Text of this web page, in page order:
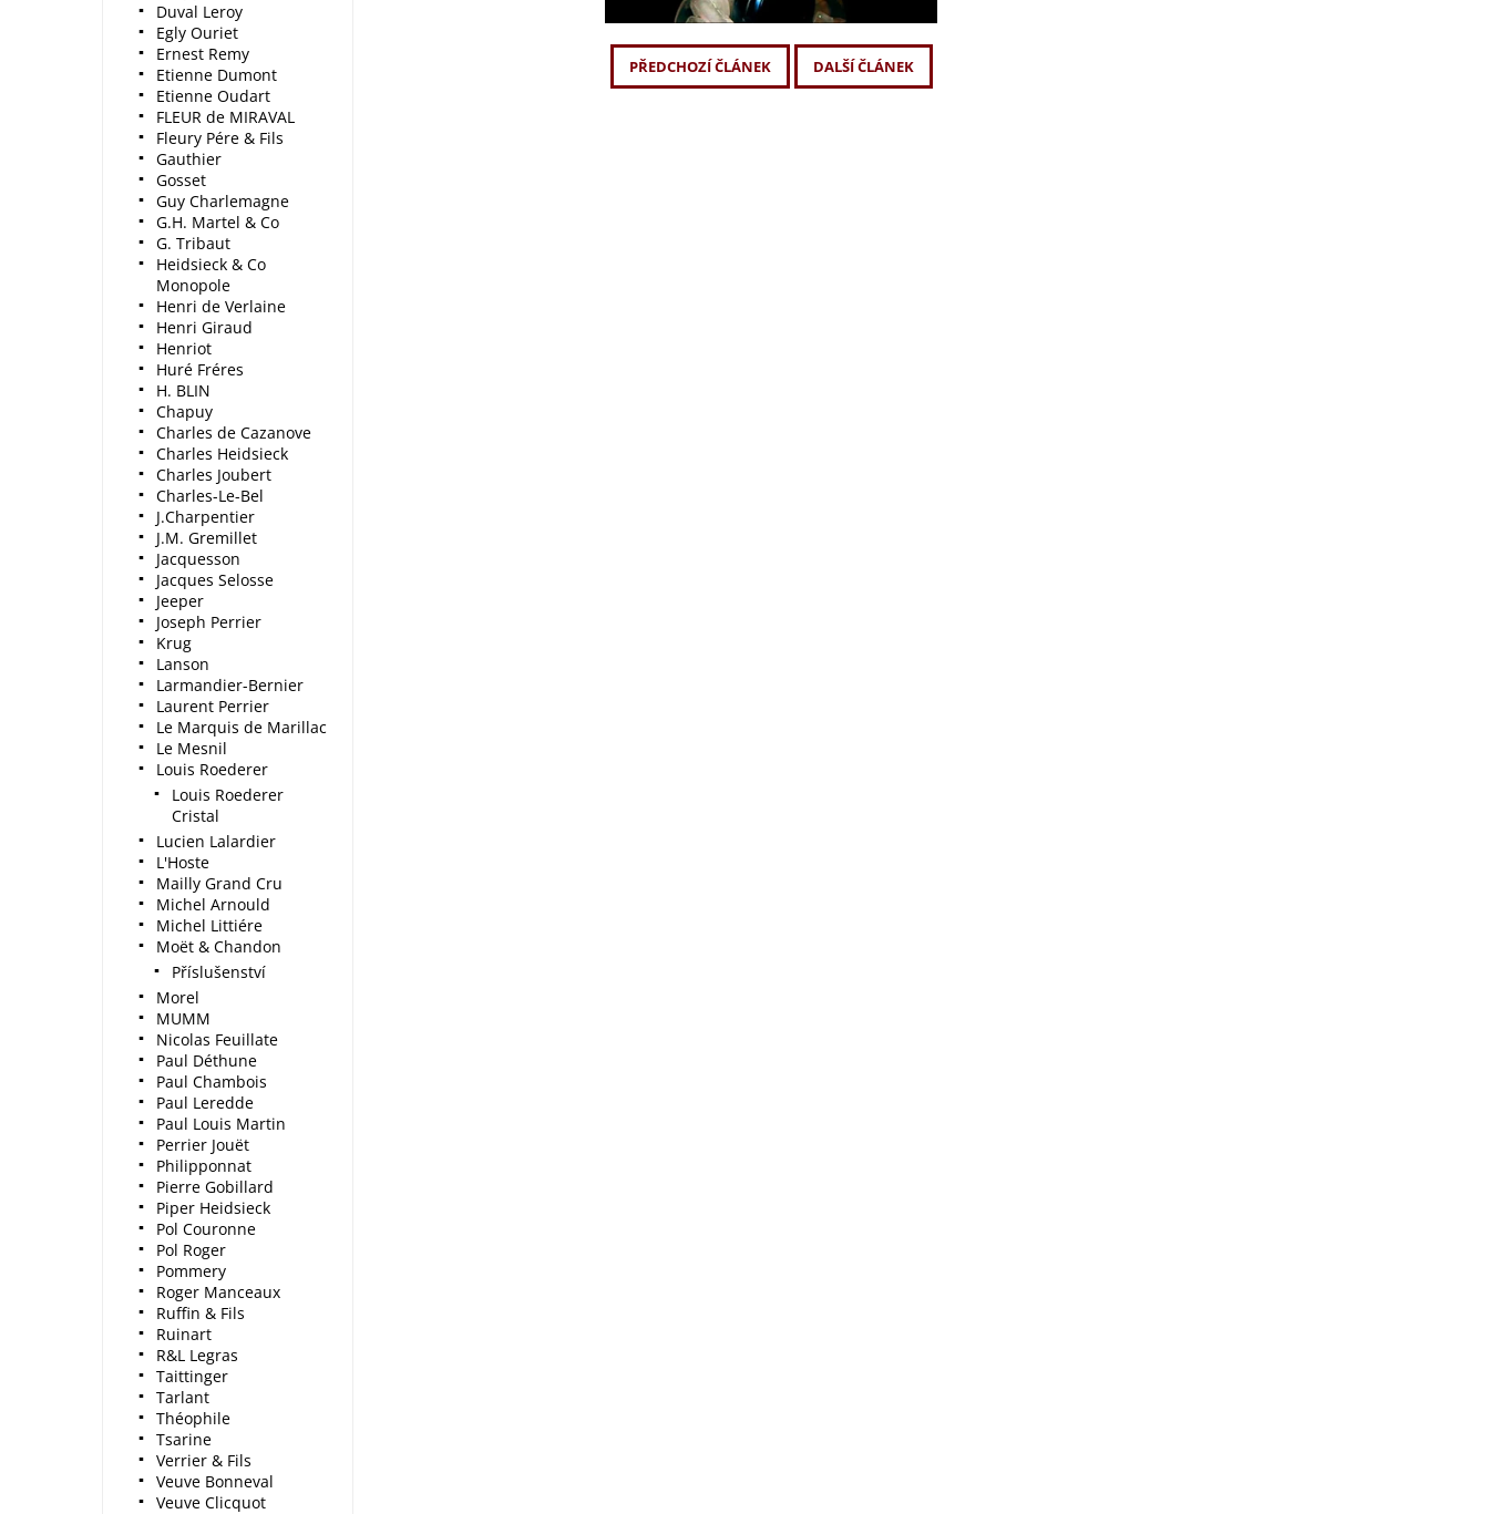
PŘEDCHOZÍ ČLÁNEK DALŠÍ ČLÁNEK
Duval Leroy
Egly Ouriet
Ernest Remy
Etienne Dumont
Etienne Oudart
FLEUR de MIRAVAL
Fleury Pére & Fils
Gauthier
Gosset
Guy Charlemagne
G.H. Martel & Co
G. Tribaut
Heidsieck & Co
Monopole
Henri de Verlaine
Henri Giraud
Henriot
Huré Fréres
H. BLIN
Chapuy
Charles de Cazanove
Charles Heidsieck
Charles Joubert
Charles-Le-Bel
J.Charpentier
J.M. Gremillet
Jacquesson
Jacques Selosse
Jeeper
Joseph Perrier
Krug
Lanson
Larmandier-Bernier
Laurent Perrier
Le Marquis de Marillac
Le Mesnil
Louis Roederer
Louis Roederer
Cristal
Lucien Lalardier
L'Hoste
Mailly Grand Cru
Michel Arnould
Michel Littiére
Moët & Chandon
Příslušenství
Morel
MUMM
Nicolas Feuillate
Paul Déthune
Paul Chambois
Paul Leredde
Paul Louis Martin
Perrier Jouët
Philipponnat
Pierre Gobillard
Piper Heidsieck
Pol Couronne
Pol Roger
Pommery
Roger Manceaux
Ruffin & Fils
Ruinart
R&L Legras
Taittinger
Tarlant
Théophile
Tsarine
Verrier & Fils
Veuve Bonneval
Veuve Clicquot